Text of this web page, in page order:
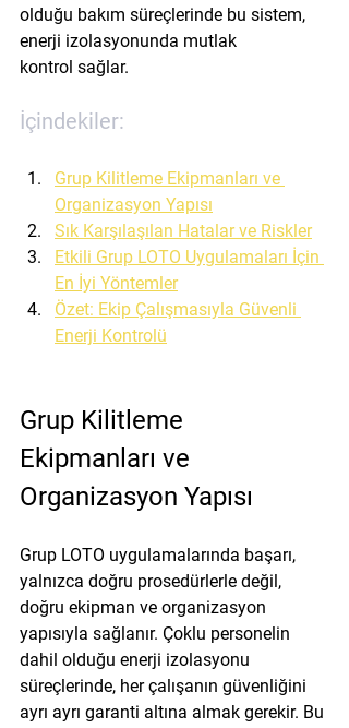
olduğu bakım süreçlerinde bu sistem,
enerji izolasyonunda mutlak
kontrol sağlar.
İçindekiler:
Grup Kilitleme Ekipmanları ve
Organizasyon Yapısı
Sık Karşılaşılan Hatalar ve Riskler
Etkili Grup LOTO Uygulamaları İçin
En İyi Yöntemler
Özet: Ekip Çalışmasıyla Güvenli
Enerji Kontrolü
Grup Kilitleme
Ekipmanları ve
Organizasyon Yapısı
Grup LOTO uygulamalarında başarı,
yalnızca doğru prosedürlerle değil,
doğru ekipman ve organizasyon
yapısıyla sağlanır. Çoklu personelin
dahil olduğu enerji izolasyonu
süreçlerinde, her çalışanın güvenliğini
ayrı ayrı garanti altına almak gerekir. Bu